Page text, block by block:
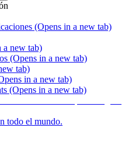
(Opens in a new tab)
a new tab)
(Opens in a new tab)
tab)
in a new tab)
(Opens in a new tab)
todo el mundo.